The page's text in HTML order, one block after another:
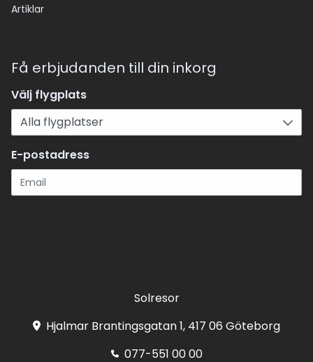
Artiklar
Få erbjudanden till din inkorg
Välj flygplats
E-postadress
Solresor
Hjalmar Brantingsgatan 1, 417 06 Göteborg
077-551 00 00